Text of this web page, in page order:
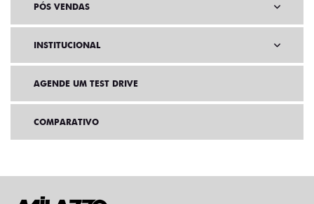
PÓS VENDAS
INSTITUCIONAL
AGENDE UM TEST DRIVE
COMPARATIVO